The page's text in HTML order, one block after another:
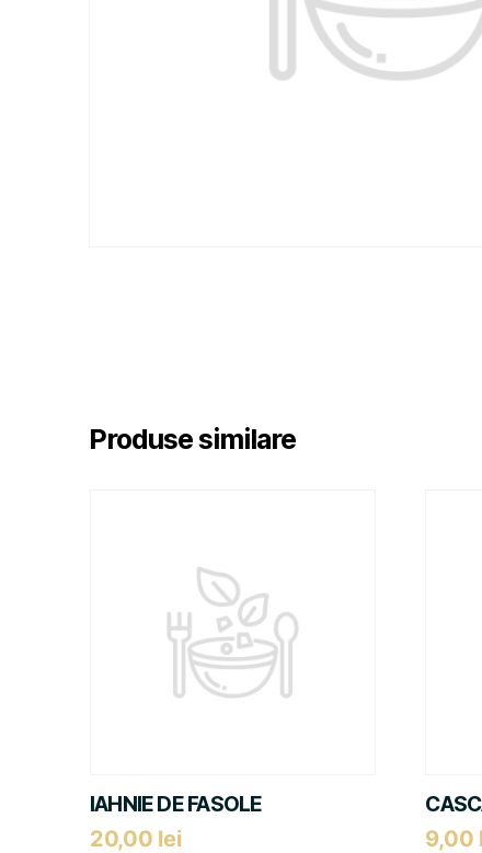
Produse similare
IAHNIE DE FASOLE
20,00 lei 9,00